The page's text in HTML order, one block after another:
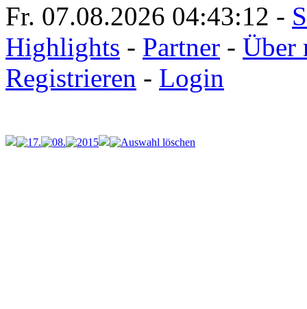
Fr. 07.08.2026 04:43:12 -
Highlights - Partner - Über
Registrieren - Login